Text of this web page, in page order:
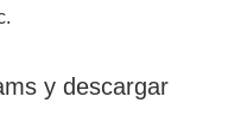
y descargar